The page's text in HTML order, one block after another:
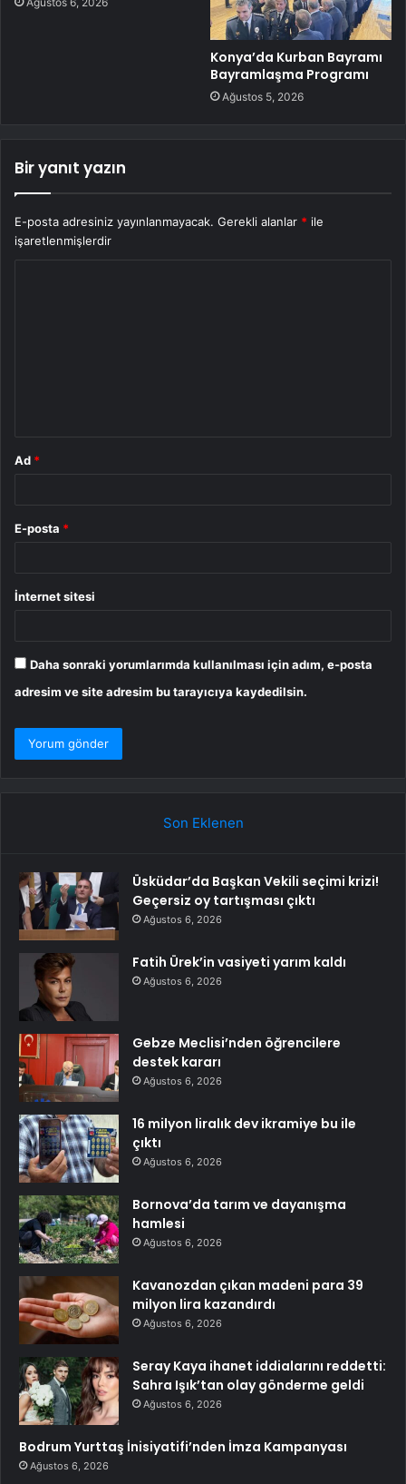
Konya’da Kurban Bayramı
Bayramlaşma Programı
Ağustos 5, 2026
Bir yanıt yazın
E-posta adresiniz yayınlanmayacak. Gerekli alanlar * ile
işaretlenmişlerdir
Ad *
E-posta *
İnternet sitesi
Daha sonraki yorumlarımda kullanılması için adım, e-posta
adresim ve site adresim bu tarayıcıya kaydedilsin.
Son Eklenen
Üsküdar’da Başkan Vekili seçimi krizi!
Geçersiz oy tartışması çıktı
Ağustos 6, 2026
Fatih Ürek’in vasiyeti yarım kaldı
Ağustos 6, 2026
Gebze Meclisi’nden öğrencilere
destek kararı
Ağustos 6, 2026
16 milyon liralık dev ikramiye bu ile
çıktı
Ağustos 6, 2026
Bornova’da tarım ve dayanışma
hamlesi
Ağustos 6, 2026
Kavanozdan çıkan madeni para 39
milyon lira kazandırdı
Ağustos 6, 2026
Seray Kaya ihanet iddialarını reddetti:
Sahra Işık’tan olay gönderme geldi
Ağustos 6, 2026
Bodrum Yurttaş İnisiyatifi’nden İmza Kampanyası
Ağustos 6, 2026